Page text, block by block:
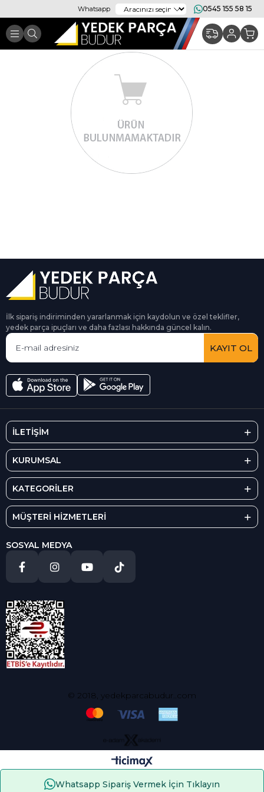
Whatsapp 0545 155 58 15
İlk sipariş indiriminden yararlanmak için kaydolun ve özel teklifler,
yedek parça ipuçları ve daha fazlası hakkında güncel kalın.
KAYIT OL
İLETİŞİM
KURUMSAL
KATEGORİLER
MÜŞTERİ HİZMETLERİ
SOSYAL MEDYA
© 2018, yedekparcabudur..com
Whatsapp Sipariş Vermek İçin Tıklayın